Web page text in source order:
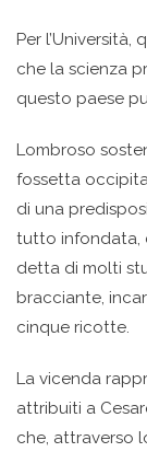
Per
che la scienza
questo paese
Lombroso
fossetta
di una
tutto infondata,
detta di molti
bracciante,
cinque ricotte.
La vicenda
attribuiti a
che, attraverso